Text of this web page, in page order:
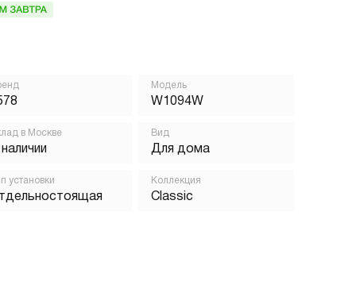
Модель
W1094W
в Москве Вид
Для дома
установки Коллекция
Classic